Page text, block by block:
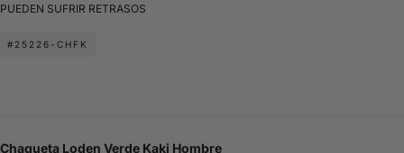
PUEDEN SUFRIR RETRASOS
#25226-CHFK
Chaqueta Loden Verde Kaki Hombre